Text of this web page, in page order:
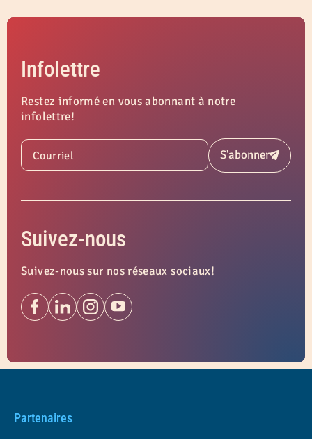
Infolettre
Restez informé en vous abonnant à notre
infolettre!
Courriel S'abonnerSoumettre
Suivez-nous
Suivez-nous sur nos réseaux sociaux!
Partenaires